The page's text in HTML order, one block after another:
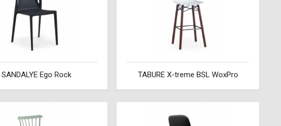
SANDALYE Ego Rock TABURE X-treme BSL WoxPro